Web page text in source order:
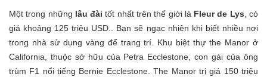
Một trong những lâu đài tốt nhất trên thế giới là Fleur de Lys , có
giá khoảng 125 triệu USD.. Bạn sẽ ngạc nhiên khi biết nhiều nơi
trong nhà sử dụng vàng để trang trí. Khu biệt thự the Manor ở
California, thuộc sở hữu của Petra Ecclestone, con gái của ông
trùm F1 nổi tiếng Bernie Ecclestone. The Manor trị giá 150 triệu